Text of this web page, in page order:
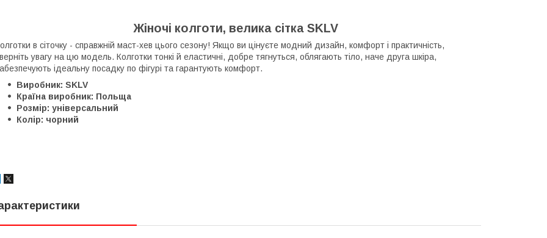
Жіночі колготи, велика сітка SKLV
в сіточку - справжній маст-хев цього сезону! Якщо ви цінуєте модний дизайн, комфорт і практичність,
увагу на цю модель. Колготки тонкі й еластичні, добре тягнуться, облягають тіло, наче друга шкіра,
ідеальну посадку по фігурі та гарантують комфорт.
Виробник: SKLV
Країна виробник: Польща
Розмір: універсальний
Колір: чорний